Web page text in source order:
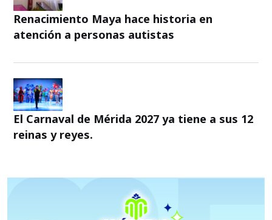
Renacimiento Maya hace historia en
atención a personas autistas
El Carnaval de Mérida 2027 ya tiene a sus 12
reinas y reyes.